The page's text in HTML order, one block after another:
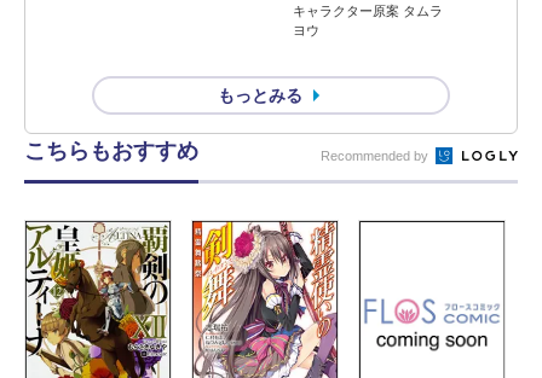
キャラクター原案 タムラ
ヨウ
もっとみる
こちらもおすすめ Recommended by